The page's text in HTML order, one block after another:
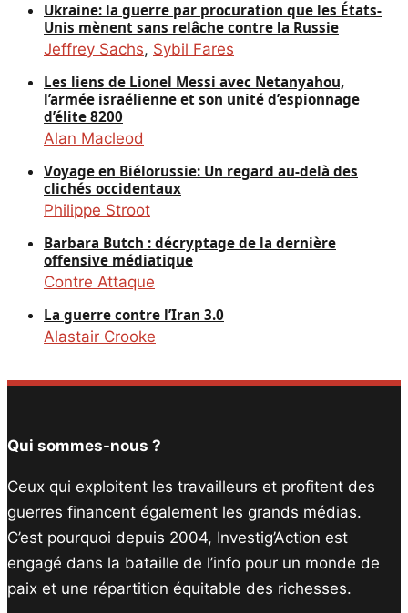
Ukraine: la guerre par procuration que les États-
Unis mènent sans relâche contre la Russie
Jeffrey Sachs, Sybil Fares
Les liens de Lionel Messi avec Netanyahou,
l’armée israélienne et son unité d’espionnage
d’élite 8200
Alan Macleod
Voyage en Biélorussie: Un regard au-delà des
clichés occidentaux
Philippe Stroot
Barbara Butch : décryptage de la dernière
offensive médiatique
Contre Attaque
La guerre contre l’Iran 3.0
Alastair Crooke
Qui sommes-nous ?
Ceux qui exploitent les travailleurs et profitent des
guerres financent également les grands médias.
C’est pourquoi depuis 2004, Investig’Action est
engagé dans la bataille de l’info pour un monde de
paix et une répartition équitable des richesses.